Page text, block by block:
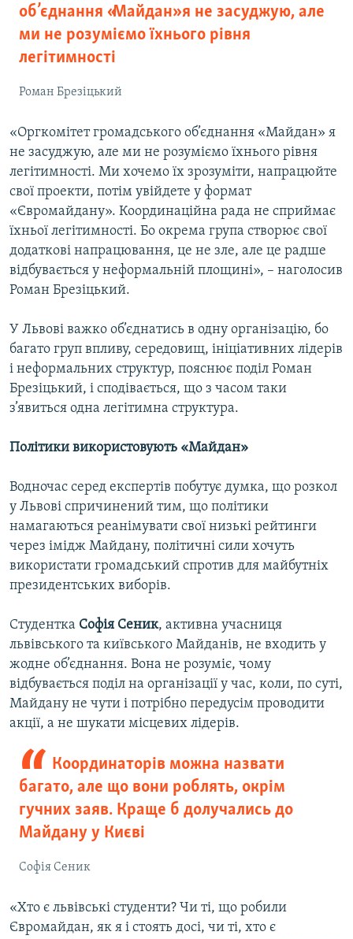
об’єднання «Майдан» я не засуджую, але
ми не розуміємо їхнього рівня
легітимності
Роман Брезіцький
«Оргкомітет громадського об’єднання «Майдан» я
не засуджую, але ми не розуміємо їхнього рівня
легітимності. Ми хочемо їх зрозуміти, напрацюйте
свої проекти, потім увійдете у формат
«Євромайдану». Координаційна рада не сприймає
їхньої легітимності. Бо окрема група створює свої
додаткові напрацювання, це не зле, але це радше
відбувається у неформальній площині», – наголосив
Роман Брезіцький.
У Львові важко об’єднатись в одну організацію, бо
багато груп впливу, середовищ, ініціативних лідерів
і неформальних структур, пояснює поділ Роман
Брезіцький, і сподівається, що з часом таки
з’явиться одна легітимна структура.
Політики використовують «Майдан»
Водночас серед експертів побутує думка, що розкол
у Львові спричинений тим, що політики
намагаються реанімувати свої низькі рейтинги
через імідж Майдану, політичні сили хочуть
використати громадський спротив для майбутніх
президентських виборів.
Студентка Софія Сеник, активна учасниця
львівського та київського Майданів, не входить у
жодне об’єднання. Вона не розуміє, чому
відбувається поділ на організації у час, коли, по суті,
Майдану не чути і потрібно передусім проводити
акції, а не шукати місцевих лідерів.
Координаторів можна назвати
багато, але що вони роблять, окрім
гучних заяв. Краще б долучались до
Майдану у Києві
Софія Сеник
«Хто є львівські студенти? Чи ті, що робили
Євромайдан, як я і стоять досі, чи ті, хто є